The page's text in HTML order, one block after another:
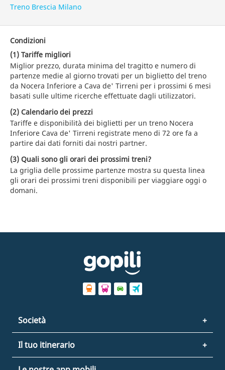
Treno Brescia Milano
Condizioni
(1) Tariffe migliori
Miglior prezzo, durata minima del tragitto e numero di
partenze medie al giorno trovati per un biglietto del treno
da Nocera Inferiore a Cava de' Tirreni per i prossimi 6 mesi
basati sulle ultime ricerche effettuate dagli utilizzatori.
(2) Calendario dei prezzi
Tariffe e disponibilità dei biglietti per un treno Nocera
Inferiore Cava de' Tirreni registrate meno di 72 ore fa a
partire dai dati forniti dai nostri partner.
(3) Quali sono gli orari dei prossimi treni?
La griglia delle prossime partenze mostra su questa linea
gli orari dei prossimi treni disponibili per viaggiare oggi o
domani.
Società
Il tuo itinerario